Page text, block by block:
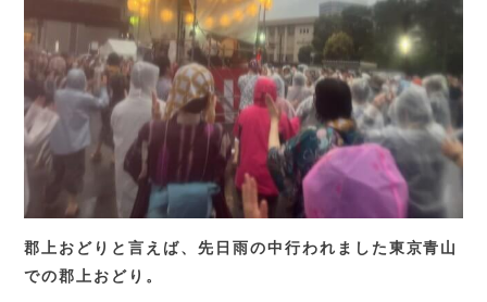
郡上おどりと言えば、先日雨の中行われました東京青山
での郡上おどり。